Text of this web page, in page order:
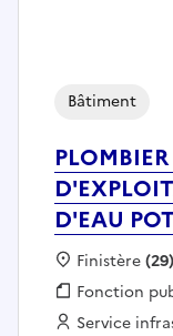
D'EAU
Bâtiment
Localisation :
Finistère(29)
Fonction
Fonction
Employeur :
Service